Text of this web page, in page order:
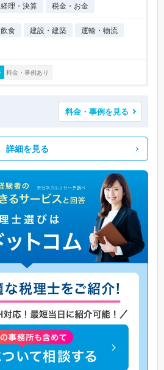
経理・決算 税金・お金
飲食 建設・建築
運輸・物流
料金・事例あり
料金・事例を見る
詳細を見る